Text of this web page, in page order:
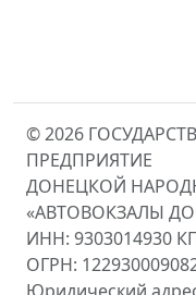
© 2026
ПРЕДПРИЯТИЕ
ДОНЕЦКОЙ
«АВТОВОКЗАЛЫ
ИНН: 9303014930
ОГРН: